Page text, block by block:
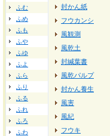
ふむ
ふめ
ふも
ふや
ふゆ
ふよ
ふら
ふり
ふる
ふれ
ふろ
ふわ
封かん紙
フウカンシ
風観測
風乾土
封緘葉書
風乾パルプ
封かん養生
風害
風紀
フウキ